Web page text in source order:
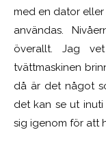
med en dator
användas.
överallt. Jag
tvättmaskinen
då är det något
det kan se ut
sig igenom för att